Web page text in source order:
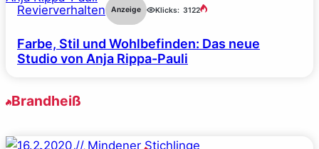
Revierverhalten Anzeige Klicks: 3122
Farbe, Stil und Wohlbefinden: Das neue
Studio von Anja Rippa-Pauli
Brandheiß